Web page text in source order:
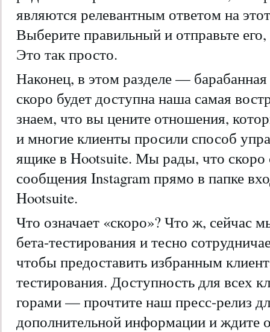
являются релевантным ответом на
Выберите правильный и отправьте
Это так просто.
Наконец, в этом разделе —
скоро будет доступна наша самая
знаем, что вы цените отношения,
и многие клиенты просили способ
ящике в Hootsuite. Мы рады, что скоро
сообщения Instagram прямо в папке
Hootsuite.
Что означает «скоро»? Что ж, сейчас
бета-тестирования и тесно
чтобы предоставить избранным
тестирования. Доступность для всех
горами — прочтите наш пресс-релиз
дополнительной информации и ждите